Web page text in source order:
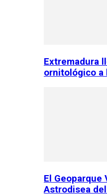
Extremadura
ornitológico a
El Geoparque
Astrodisea